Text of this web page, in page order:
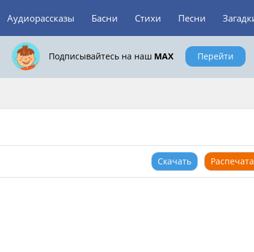
Аудиорассказы Басни Стихи Песни
Подписывайтесь на наш MAX Перейти
Скачать